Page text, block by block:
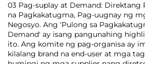
03 Pag-suplay at Demand: Direktang
na Pagkakatugma, Pag-uugnay ng
Negosyo. Ang 'Pulong sa
Demand' ay isang pangunahing
ito. Ang komite ng pag-organisa ay
kilalang brand na end-user at mga